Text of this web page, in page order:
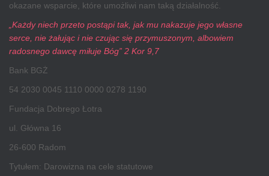
okazane wsparcie, które umożliwi nam taką działalność.
„Każdy niech przeto postąpi tak, jak mu nakazuje jego własne
serce, nie żałując i nie czując się przymuszonym, albowiem
radosnego dawcę miłuje Bóg” 2 Kor 9,7
Bank BGŻ
54 2030 0045 1110 0000 0278 1190
Fundacja Dobrego Łotra
ul. Główna 16
26-600 Radom
Tytułem: Darowizna na cele statutowe